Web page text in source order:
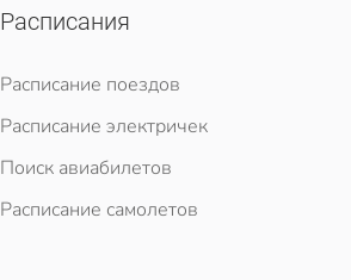
Расписания
Расписание поездов
Расписание электричек
Поиск авиабилетов
Расписание самолетов